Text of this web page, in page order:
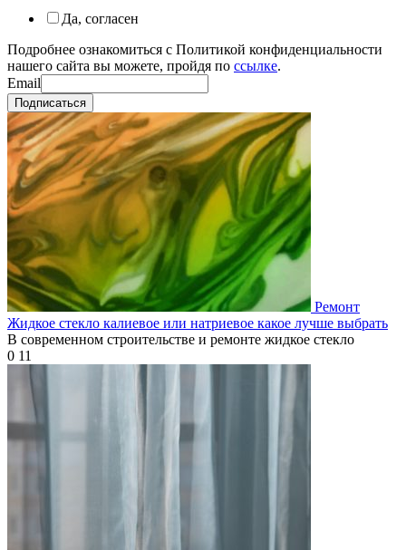
Да, согласен
Подробнее ознакомиться с Политикой конфиденциальности
нашего сайта вы можете, пройдя по ссылке.
Email
Подписаться
Ремонт
Жидкое стекло калиевое или натриевое какое лучше выбрать
В современном строительстве и ремонте жидкое стекло
0 11